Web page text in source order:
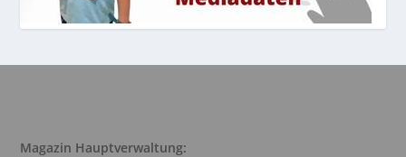
Magazin Hauptverwaltung: